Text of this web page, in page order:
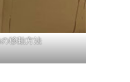
移動方法